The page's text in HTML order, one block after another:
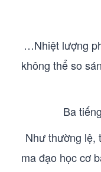
…Nhiệt lượng
không thể so
Ba
Như thường lệ,
ma đạo học cơ